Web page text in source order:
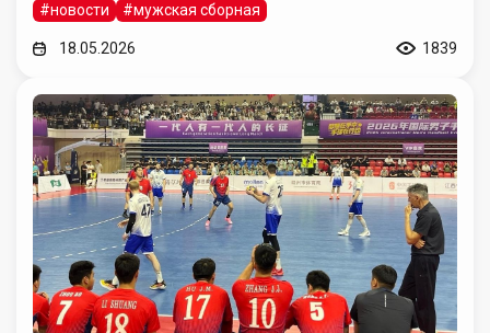
#новости #мужская сборная
18.05.2026 1839